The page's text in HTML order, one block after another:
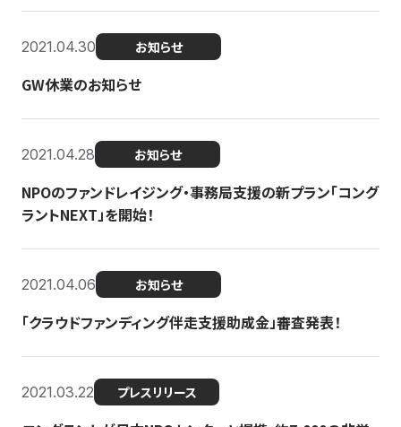
2021.04.30 お知らせ
GW休業のお知らせ
2021.04.28 お知らせ
NPOのファンドレイジング・事務局支援の新プラン「コング
ラントNEXT」を開始！
2021.04.06 お知らせ
「クラウドファンディング伴走支援助成金」審査発表！
2021.03.22 プレスリリース